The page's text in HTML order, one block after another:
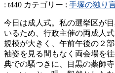
: t440 カテゴリー : 手塚の独り
今日は成人式。私の選挙区が
いるため、行政主催の両成人
規模が大きく、午前午後の２
袖姿を見る間もなく両会場を
典での騒つきに、目黒の薬師